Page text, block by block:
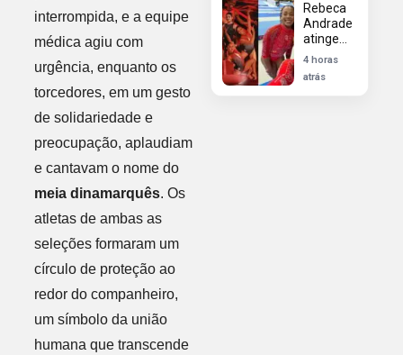
interrompida, e a equipe
médica agiu com
urgência, enquanto os
torcedores, em um gesto
de solidariedade e
preocupação, aplaudiam
e cantavam o nome do
meia dinamarquês. Os
atletas de ambas as
seleções formaram um
círculo de proteção ao
redor do companheiro,
um símbolo da união
humana que transcende
Rebeca
Andrade
atinge
maior
nota
mundial
4 horas
atrás